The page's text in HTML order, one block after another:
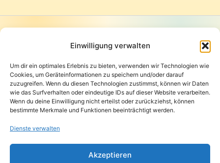
Einwilligung verwalten
Um dir ein optimales Erlebnis zu bieten, verwenden wir Technologien wie
Cookies, um Geräteinformationen zu speichern und/oder darauf
zuzugreifen. Wenn du diesen Technologien zustimmst, können wir Daten
wie das Surfverhalten oder eindeutige IDs auf dieser Website verarbeiten.
Wenn du deine Einwilligung nicht erteilst oder zurückziehst, können
bestimmte Merkmale und Funktionen beeinträchtigt werden.
Dienste verwalten
Akzeptieren
Presse
Datenschutzerklärung
AGB
Widerrufsbelehrung
Versand und Lieferung
Zahlungsarten
Copyright © 2026 Pfandpirat | Präsentiert vonZimmermanns
Internet & PR-Beratung